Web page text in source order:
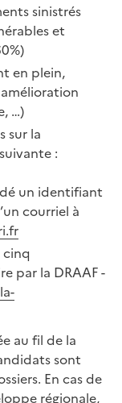
sinistrés
et
en plein,
…)
sur la
:
un identifiant
courriel à
cinq
par la DRAAF -
au fil de la
sont
En cas de
régionale,